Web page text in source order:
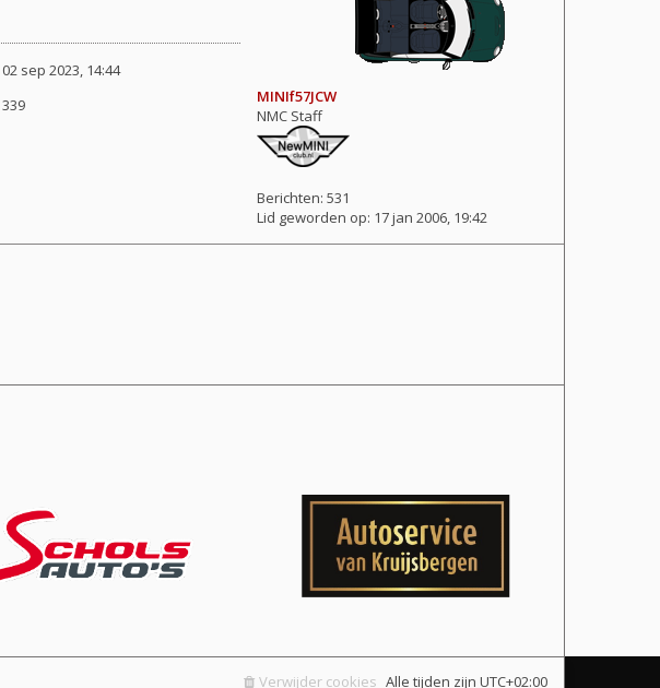
MINIf57JCW
NMC Staff
Berichten: 531
Lid geworden op: 17 jan 2006, 19:42
02 sep 2023, 14:44
339
Alle tijden zijn UTC+02:00
Verwijder cookies